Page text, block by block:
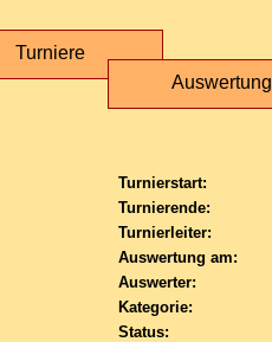
Turniere
Auswertung
Turnierstart:
Turnierende:
Turnierleiter:
Auswertung am:
Auswerter:
Kategorie:
Status: